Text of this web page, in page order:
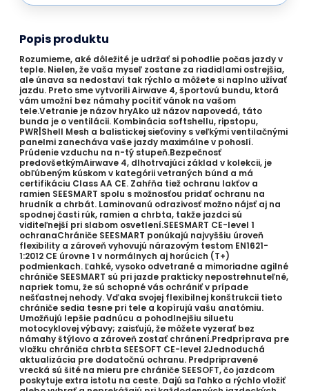
Popis produktu
Rozumieme, aké dôležité je udržať si pohodlie počas jazdy v
teple. Nielen, že vaša myseľ zostane za riadidlami ostrejšia,
ale únava sa nedostaví tak rýchlo a môžete si naplno užívať
jazdu. Preto sme vytvorili Airwave 4, športovú bundu, ktorá
vám umožní bez námahy pocítiť vánok na vašom
tele.Vetranie je názov hryAko už názov napovedá, táto
bunda je o ventilácii. Kombinácia softshellu, ripstopu,
PWR|Shell Mesh a balistickej sieťoviny s veľkými ventilačnými
panelmi zanecháva vaše jazdy maximálne v pohoslí.
Prúdenie vzduchu na n-tý stupeň.Bezpečnosť
predovšetkýmAirwave 4, dlhotrvajúci základ v kolekcii, je
obľúbeným kúskom v kategórii vetraných búnd a má
certifikáciu Class AA CE. Zahŕňa tiež ochranu lakťov a
ramien SEESMART spolu s možnosťou pridať ochranu na
hrudník a chrbát. Laminovanú odrazivosť možno nájsť aj na
spodnej časti rúk, ramien a chrbta, takže jazdci sú
viditeľnejší pri slabom osvetlení.SEESMART CE-level 1
ochranaChrániče SEESMART ponúkajú najvyššiu úroveň
flexibility a zároveň vyhovujú nárazovým testom EN1621-
1:2012 CE úrovne 1 v normálnych aj horúcich (T+)
podmienkach. Ľahké, vysoko odvetrané a mimoriadne agilné
chrániče SEESMART sú pri jazde prakticky nepostrehnuteľné,
napriek tomu, že sú schopné vás ochrániť v prípade
nešťastnej nehody. Vďaka svojej flexibilnej konštrukcii tieto
chrániče sedia tesne pri tele a kopírujú vašu anatómiu.
Umožňujú lepšie padnúcu a pohodlnejšiu siluetu
motocyklovej výbavy; zaisťujú, že môžete vyzerať bez
námahy štýlovo a zároveň zostať chránení.Predpríprava pre
vložku chrániča chrbta SEESOFT CE-level 2Jednoduchá
aktualizácia pre dodatočnú ochranu. Predpripravené
vrecká sú šité na mieru pre chrániče SEESOFT, čo jazdcom
poskytuje extra istotu na ceste. Dajú sa ľahko a rýchlo vložiť